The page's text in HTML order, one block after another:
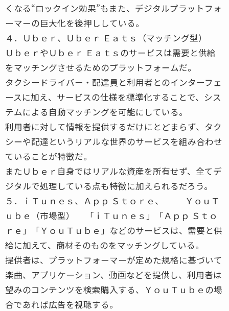
くなる“ロックイン効果”もまた、デジタルプラットフォ
ーマーの巨大化を後押ししている。
４．Ｕｂｅｒ、Ｕｂｅｒ Ｅａｔｓ（マッチング型）
ＵｂｅｒやＵｂｅｒ Ｅａｔｓのサービスは需要と供給
をマッチングさせるためのプラットフォームだ。
タクシードライバー・配達員と利用者とのインターフェ
ースに加え、サービスの仕様を標準化することで、シス
テムによる自動マッチングを可能にしている。
利用者に対して情報を提供するだけにとどまらず、タク
シーや配達というリアルな世界のサービスを組み合わせ
ていることが特徴だ。
またＵｂｅｒ自身ではリアルな資産を所有せず、全てデ
ジタルで処理している点も特徴に加えられるだろう。
５．ｉＴｕｎｅｓ、Ａｐｐ Ｓｔｏｒｅ、 ＹｏｕＴ
ｕｂｅ（市場型） 「ｉＴｕｎｅｓ」「Ａｐｐ Ｓｔｏ
ｒｅ」「ＹｏｕＴｕｂｅ」などのサービスは、需要と供
給に加えて、商材そのものをマッチングしている。
提供者は、プラットフォーマーが定めた規格に基づいて
楽曲、アプリケーション、動画などを提供し、利用者は
望みのコンテンツを検索購入する、ＹｏｕＴｕｂｅの場
合であれば広告を視聴する。